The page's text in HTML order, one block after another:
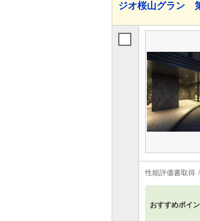
ジオ桜山グラン
性能評価書取得
おすすめポイ